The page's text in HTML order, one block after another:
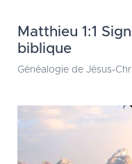
Matthieu 1:1
biblique
Généalogie de Jésus-